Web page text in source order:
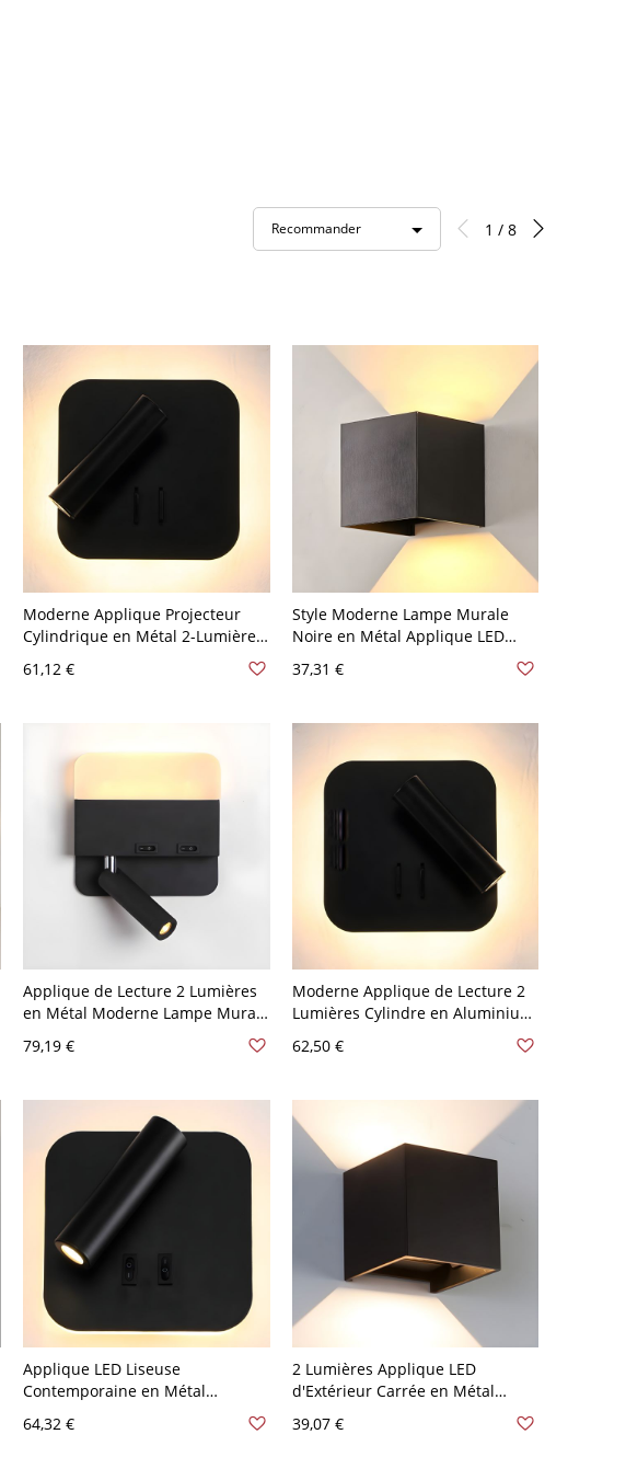
Recommander 1 / 8
Moderne Applique Projecteur
Cylindrique en Métal 2-Lumière
Lampe Murale Ajustable - 110 V-
120 V Noir Carré
61,12 €
Style Moderne Lampe Murale
Noire en Métal Applique LED
d'Extérieur Imperméable - 110 V-
120 V Noir Carré
37,31 €
Applique de Lecture 2 Lumières
en Métal Moderne Lampe Murale
110 V-120 V Noir Chaud
79,19 €
Moderne Applique de Lecture 2
Lumières Cylindre en Aluminium
Lampe Murale pour Chevet - 110
V-120 V Noir Carré
62,50 €
Applique LED Liseuse
Contemporaine en Métal
110 V-120 V Noir Carré
64,32 €
2 Lumières Applique LED
d'Extérieur Carrée en Métal
Lampe Murale Moderne Étanche
- 110 V-120 V Noir Chaud
39,07 €